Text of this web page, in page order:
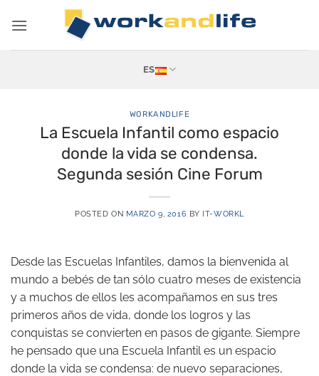
ES
WORKANDLIFE
La Escuela Infantil como espacio
donde la vida se condensa.
Segunda sesión Cine Forum
POSTED ON MARZO 9, 2016 BY IT-WORKL
Desde las Escuelas Infantiles, damos la bienvenida al
mundo a bebés de tan sólo cuatro meses de existencia
y a muchos de ellos les acompañamos en sus tres
primeros años de vida, donde los logros y las
conquistas se convierten en pasos de gigante. Siempre
he pensado que una Escuela Infantil es un espacio
donde la vida se condensa: de nuevo separaciones,